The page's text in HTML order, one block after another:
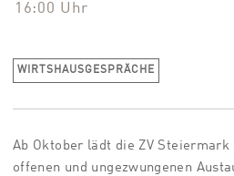
16:00 Uhr
WIRTSHAUSGESPRÄCHE
Ab Oktober lädt die ZV
offenen und ungezwungenen